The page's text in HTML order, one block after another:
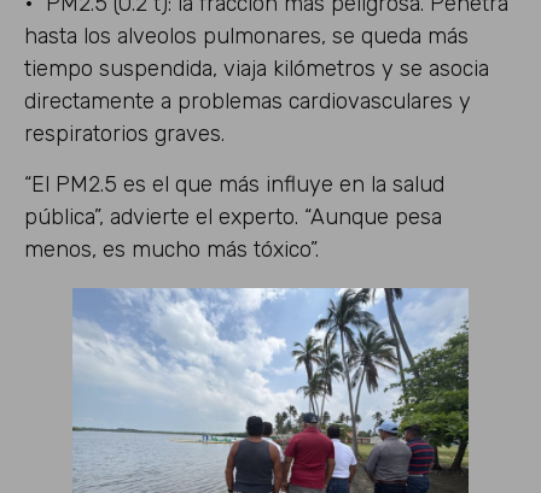
hasta los alveolos pulmonares, se queda más
tiempo suspendida, viaja kilómetros y se asocia
directamente a problemas cardiovasculares y
respiratorios graves.
“El PM2.5 es el que más influye en la salud
pública”, advierte el experto. “Aunque pesa
menos, es mucho más tóxico”.